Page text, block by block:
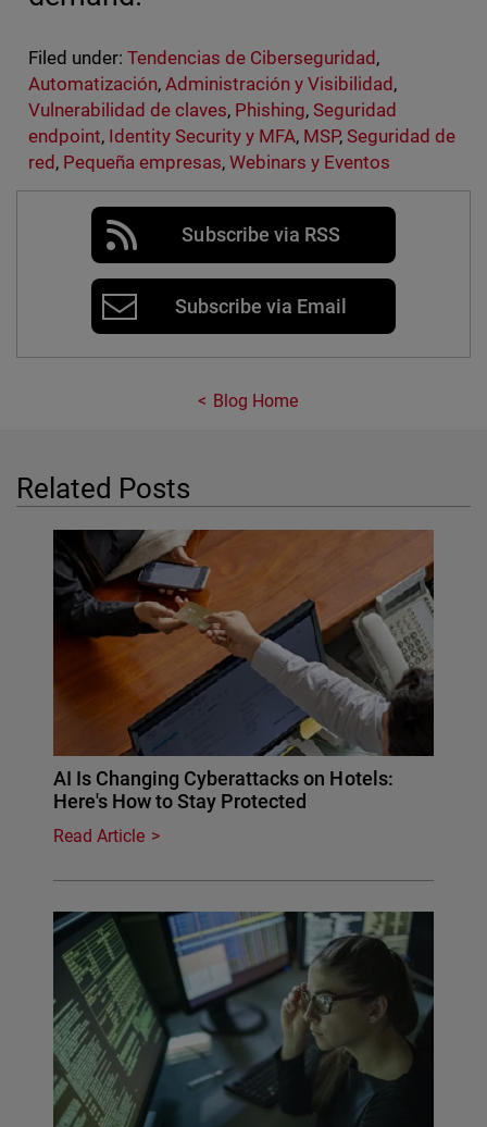
Filed under: Tendencias de Ciberseguridad ,
Automatización, Administración y Visibilidad ,
Vulnerabilidad de claves, Phishing,Seguridad
endpoint, Identity Security y MFA, MSP,Seguridad de
red , Pequeña empresas, Webinars y Eventos
Subscribe via RSS
Subscribe via Email
Blog Home
Related Posts
AI Is Changing Cyberattacks on Hotels:
Here's How to Stay Protected
Read Article